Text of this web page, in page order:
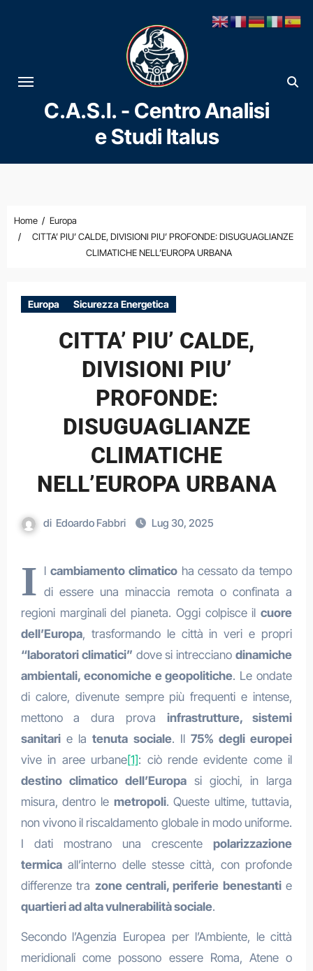
al
contenuto
C.A.S.I. - Centro Analisi
e Studi Italus
Home
Europa
CITTA’ PIU’ CALDE, DIVISIONI PIU’ PROFONDE: DISUGUAGLIANZE
CLIMATICHE NELL’EUROPA URBANA
Europa Sicurezza Energetica
CITTA’ PIU’ CALDE,
DIVISIONI PIU’
PROFONDE:
DISUGUAGLIANZE
CLIMATICHE
NELL’EUROPA URBANA
di Edoardo Fabbri Lug 30, 2025
I l cambiamento climaticoha cessato da tempo
di essere una minaccia remota o confinata a
regioni marginali del pianeta. Oggi colpisce ilcuore
dell’Europa, trasformando le città in veri e propri
“laboratori climatici” dove si intreccianodinamiche
ambientali, economiche e geopolitiche. Le ondate
di calore, divenute sempre più frequenti e intense,
mettono a dura prova infrastrutture, sistemi
sanitarie latenuta sociale. Il 75% degli europei
vive in aree urbane[1]: ciò rende evidente come il
destino climatico dell’Europasi giochi, in larga
misura, dentro le metropoli. Queste ultime, tuttavia,
non vivono il riscaldamento globale in modo uniforme.
I dati mostrano una crescentepolarizzazione
termicaall’interno delle stesse città, con profonde
differenze tra zone centrali, periferie benestantie
quartieri ad alta vulnerabilità sociale.
Secondo l’Agenzia Europea per l’Ambiente, le città
meridionali come possono essere Roma, Atene o